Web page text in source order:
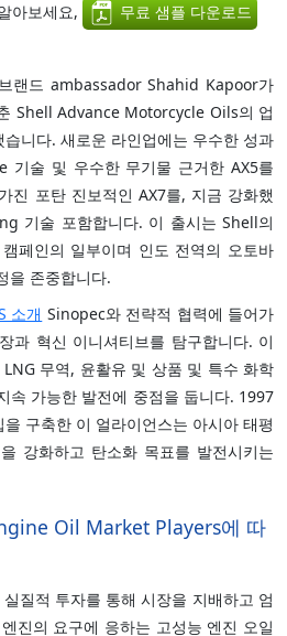
아보세요, 무료 샘플 다운로드
브랜드 ambassador Shahid Kapoor가
Shell Advance Motorcycle Oils의 업
니다. 새로운 라인업에는 우수한 성과
기술 및 우수한 무기물 근거한 AX5를
진 포탄 진보적인 AX7를, 지금 강화했
기술 포함합니다. 이 출시는 Shell의
페인의 일부이며 인도 전역의 오토바
을 존중합니다.
소개 Sinopec와 전략적 협력에 들어가
과 혁신 이니셔티브를 탐구합니다. 이
무역, 윤활유 및 상품 및 특수 화학
속 가능한 발전에 중점을 둡니다. 1997
구축한 이 얼라이언스는 아시아 태평
강화하고 탄소화 목표를 발전시키는
Oil Market Players에 따
질적 투자를 통해 시장을 지배하고 엄
진의 요구에 응하는 고성능 엔진 오일